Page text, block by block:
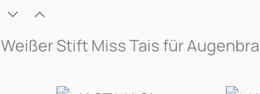
Weißer Stift Miss Tais für